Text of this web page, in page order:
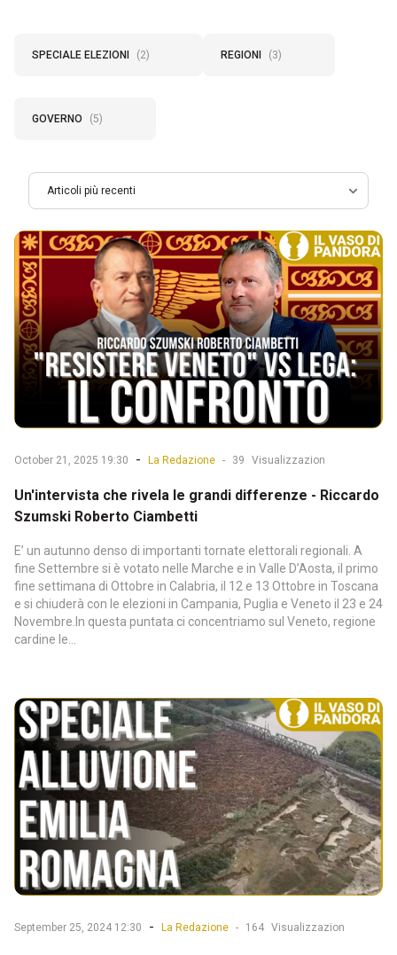
SPECIALE ELEZIONI (2) REGIONI (3)
GOVERNO (5)
October 21, 2025 19:30 - La Redazione - 39 Visualizzazion
Un'intervista che rivela le grandi differenze - Riccardo
Szumski Roberto Ciambetti
E’ un autunno denso di importanti tornate elettorali regionali. A
fine Settembre si è votato nelle Marche e in Valle D’Aosta, il primo
fine settimana di Ottobre in Calabria, il 12 e 13 Ottobre in Toscana
e si chiuderà con le elezioni in Campania, Puglia e Veneto il 23 e 24
Novembre.In questa puntata ci concentriamo sul Veneto, regione
cardine le...
September 25, 2024 12:30 - La Redazione - 164 Visualizzazion